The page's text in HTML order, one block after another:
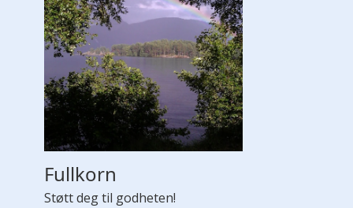
Fullkorn
Støtt deg til godheten!